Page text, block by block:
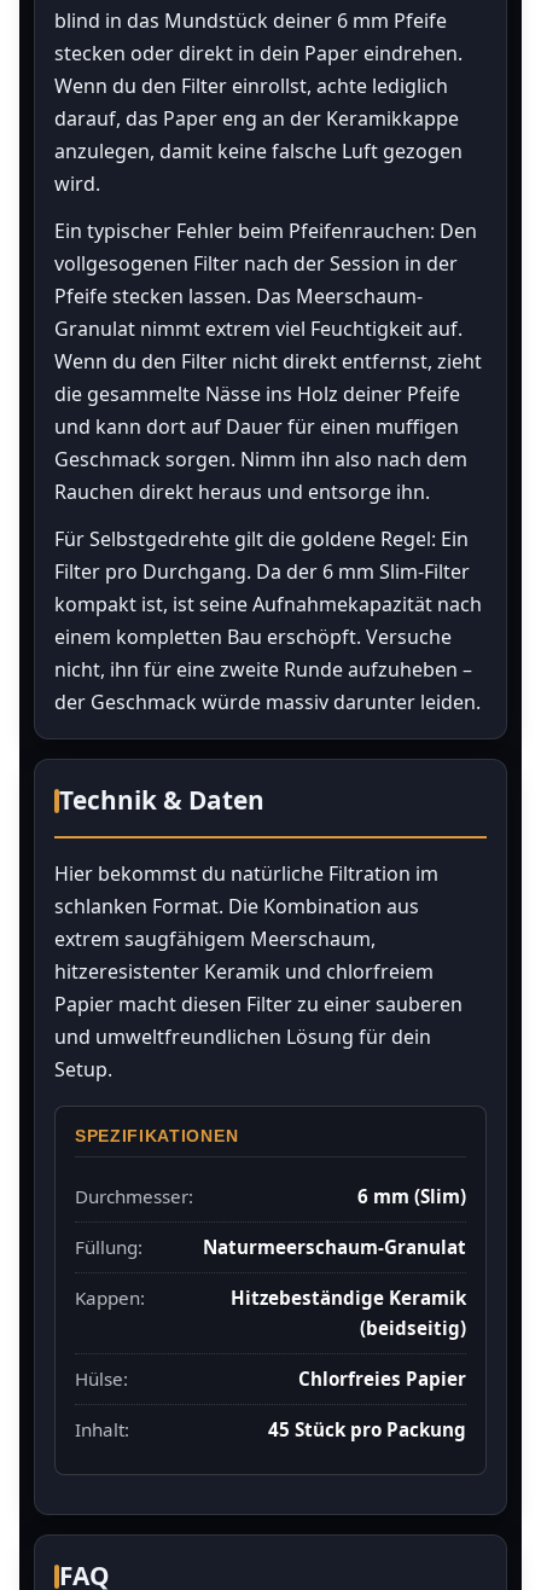
blind in das Mundstück deiner 6 mm Pfeife
stecken oder direkt in dein Paper eindrehen.
Wenn du den Filter einrollst, achte lediglich
darauf, das Paper eng an der Keramikkappe
anzulegen, damit keine falsche Luft gezogen
wird.
Ein typischer Fehler beim Pfeifenrauchen: Den
vollgesogenen Filter nach der Session in der
Pfeife stecken lassen. Das Meerschaum-
Granulat nimmt extrem viel Feuchtigkeit auf.
Wenn du den Filter nicht direkt entfernst, zieht
die gesammelte Nässe ins Holz deiner Pfeife
und kann dort auf Dauer für einen muffigen
Geschmack sorgen. Nimm ihn also nach dem
Rauchen direkt heraus und entsorge ihn.
Für Selbstgedrehte gilt die goldene Regel: Ein
Filter pro Durchgang. Da der 6 mm Slim-Filter
kompakt ist, ist seine Aufnahmekapazität nach
einem kompletten Bau erschöpft. Versuche
nicht, ihn für eine zweite Runde aufzuheben –
der Geschmack würde massiv darunter leiden.
Technik & Daten
Hier bekommst du natürliche Filtration im
schlanken Format. Die Kombination aus
extrem saugfähigem Meerschaum,
hitzeresistenter Keramik und chlorfreiem
Papier macht diesen Filter zu einer sauberen
und umweltfreundlichen Lösung für dein
Setup.
SPEZIFIKATIONEN
Durchmesser: 6 mm (Slim)
Füllung: Naturmeerschaum-Granulat
Kappen:
Hitzebeständige Keramik
(beidseitig)
Hülse: Chlorfreies Papier
Inhalt: 45 Stück pro Packung
FAQ